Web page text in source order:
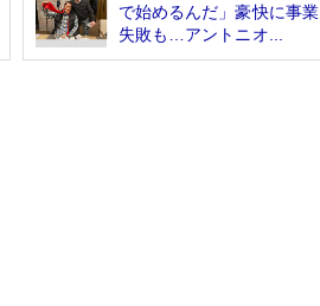
で始めるんだ」豪快に事業
失敗も…アントニオ...